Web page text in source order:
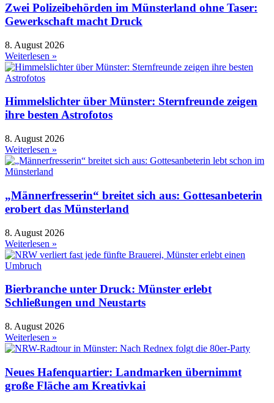
Zwei Polizeibehörden im Münsterland ohne Taser:
Gewerkschaft macht Druck
8. August 2026
Weiterlesen »
Himmelslichter über Münster: Sternfreunde zeigen
ihre besten Astrofotos
8. August 2026
Weiterlesen »
„Männerfresserin“ breitet sich aus: Gottesanbeterin
erobert das Münsterland
8. August 2026
Weiterlesen »
Bierbranche unter Druck: Münster erlebt
Schließungen und Neustarts
8. August 2026
Weiterlesen »
Neues Hafenquartier: Landmarken übernimmt
große Fläche am Kreativkai